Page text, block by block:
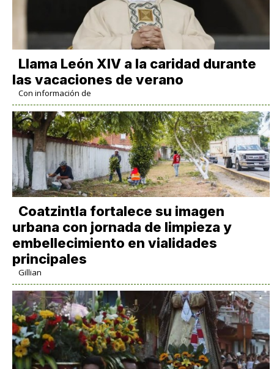
Llama León XIV a la caridad durante
las vacaciones de verano
Con información de
Coatzintla fortalece su imagen
urbana con jornada de limpieza y
embellecimiento en vialidades
principales
Gillian